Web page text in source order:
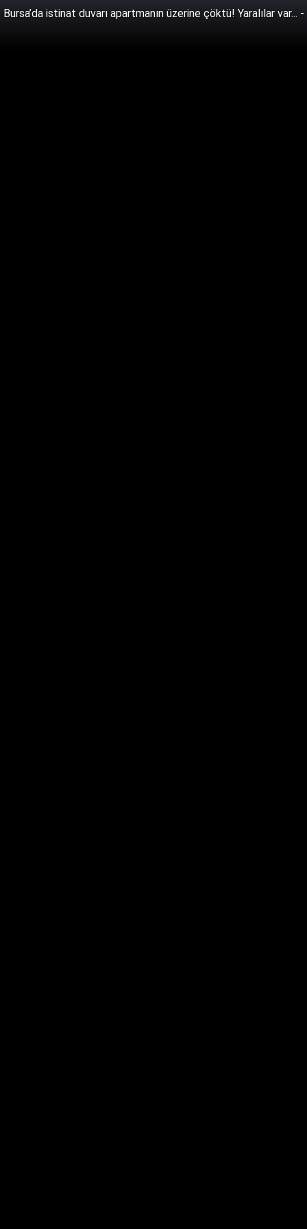
Bursa’da istinat duvarı apartmanın üzerine çöktü! Yaralılar var... -